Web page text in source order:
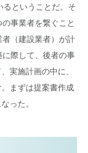
ということだ。そ
事業者を繋ぐこと
（建設業者）が計
際して、後者の事
実施計画の中に、
まずは提案書作成
った。